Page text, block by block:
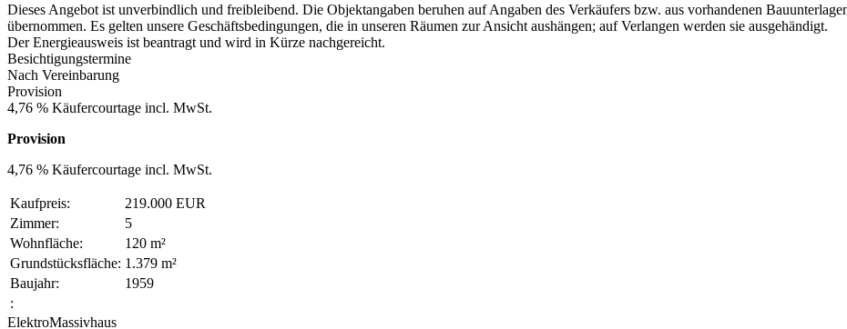
Dieses Angebot ist unverbindlich und freibleibend. Die Objektangaben beruhen auf Angaben des Verkäufers bzw. aus vorhandenen
übernommen. Es gelten unsere Geschäftsbedingungen, die in unseren Räumen zur Ansicht aushängen; auf Verlangen werden sie ausgehändigt.
Der Energieausweis ist beantragt und wird in Kürze nachgereicht.
Besichtigungstermine
Nach Vereinbarung
Provision
4,76 % Käufercourtage incl. MwSt.
Provision
4,76 % Käufercourtage incl. MwSt.
Kaufpreis:
219.000 EUR
Zimmer:
5
Wohnfläche:
120 m²
Grundstücksfläche: 1.379 m²
Baujahr:
1959
:
ElektroMassivhaus